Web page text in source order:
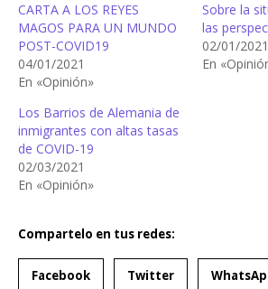
CARTA A LOS REYES
MAGOS PARA UN MUNDO
POST-COVID19
04/01/2021
En «Opinión»
Sobre la
las
02/01/2021
En
Los Barrios de Alemania de
inmigrantes con altas tasas
de COVID-19
02/03/2021
En «Opinión»
Compartelo en tus redes:
Facebook Twitter